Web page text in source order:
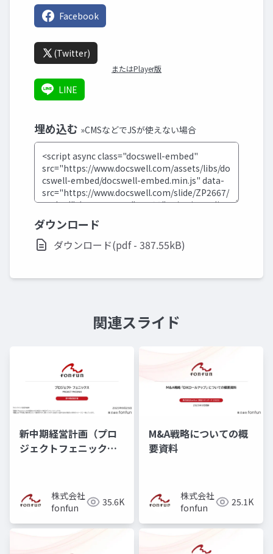
Facebook
(Twitter)
またはPlayer版
LINE
埋め込む »CMSなどでJSが使えない場合
ダウンロード
ダウンロード(pdf - 387.55kB)
関連スライド
新中期経営計画（プロ
ジェクトフェニック
株式会社
fonfun
35.6K
M&A戦略についての概
要資料
株式会社
fonfun
25.1K